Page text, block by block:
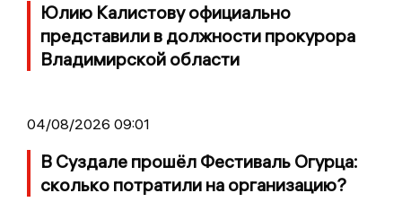
Юлию Калистову официально
представили в должности прокурора
Владимирской области
04/08/2026 09:01
В Суздале прошёл Фестиваль Огурца:
сколько потратили на организацию?